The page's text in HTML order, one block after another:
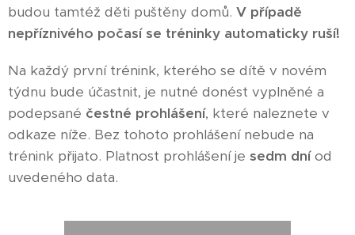
budou tamtéž děti puštěny domů. V případě
nepříznivého počasí se tréninky automaticky ruší!
Na každý první trénink, kterého se dítě v novém
týdnu bude účastnit, je nutné donést vyplněné a
podepsané čestné prohlášení, které naleznete v
odkaze níže. Bez tohoto prohlášení nebude na
trénink přijato. Platnost prohlášení je sedm dníod
uvedeného data.